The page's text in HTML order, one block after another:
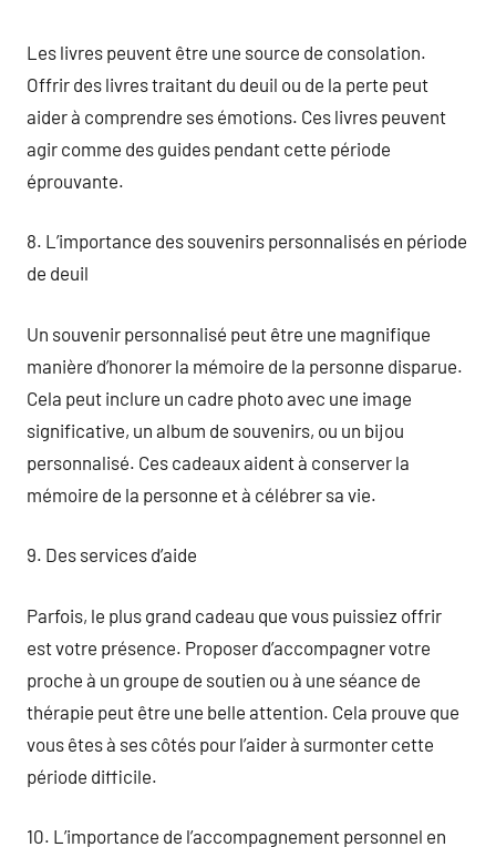
Les livres peuvent être une source de consolation.
Offrir des livres traitant du deuil ou de la perte peut
aider à comprendre ses émotions. Ces livres peuvent
agir comme des guides pendant cette période
éprouvante.
8. L’importance des souvenirs personnalisés en période
de deuil
Un souvenir personnalisé peut être une magnifique
manière d’honorer la mémoire de la personne disparue.
Cela peut inclure un cadre photo avec une image
significative, un album de souvenirs, ou un bijou
personnalisé. Ces cadeaux aident à conserver la
mémoire de la personne et à célébrer sa vie.
9. Des services d’aide
Parfois, le plus grand cadeau que vous puissiez offrir
est votre présence. Proposer d’accompagner votre
proche à un groupe de soutien ou à une séance de
thérapie peut être une belle attention. Cela prouve que
vous êtes à ses côtés pour l’aider à surmonter cette
période difficile.
10. L’importance de l’accompagnement personnel en